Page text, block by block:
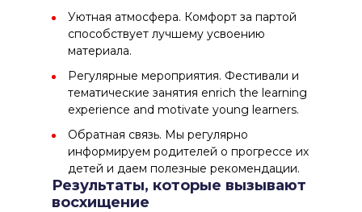
Уютная атмосфера. Комфорт за партой
способствует лучшему усвоению
материала.
Регулярные мероприятия. Фестивали и
тематические занятия enrich the learning
experience and motivate young learners.
Обратная связь. Мы регулярно
информируем родителей о прогрессе их
детей и даем полезные рекомендации.
Результаты, которые вызывают
восхищение